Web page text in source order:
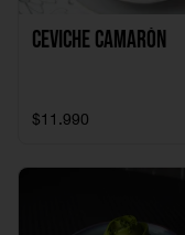
Ceviche Camarón
$11.990